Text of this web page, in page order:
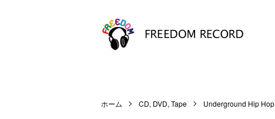
ホーム CD, DVD, Tape Underground Hip Hop